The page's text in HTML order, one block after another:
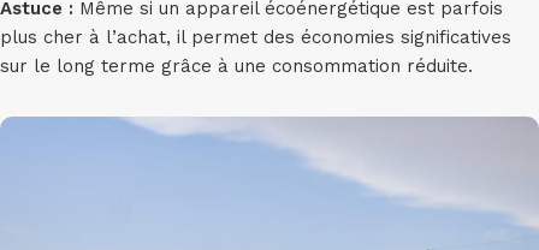
Astuce : Même si un appareil écoénergétique est parfois
plus cher à l’achat, il permet des économies significatives
sur le long terme grâce à une consommation réduite.